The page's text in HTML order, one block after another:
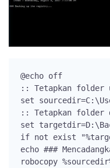
@echo off
:: Tetapkan folder
set
:: Tetapkan folder
set
if not exist
echo ###
robocopy